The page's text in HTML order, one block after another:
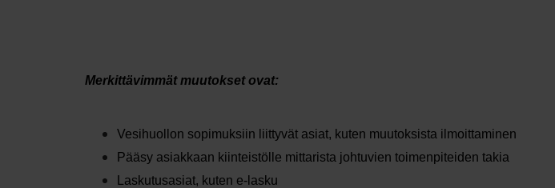
Merkittävimmät muutokset ovat:
Vesihuollon sopimuksiin liittyvät asiat, kuten muutoksista ilmoittaminen
Pääsy asiakkaan kiinteistölle mittarista johtuvien toimenpiteiden takia
Laskutusasiat, kuten e-lasku